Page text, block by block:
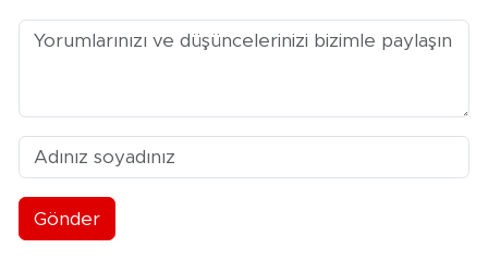
Gönder